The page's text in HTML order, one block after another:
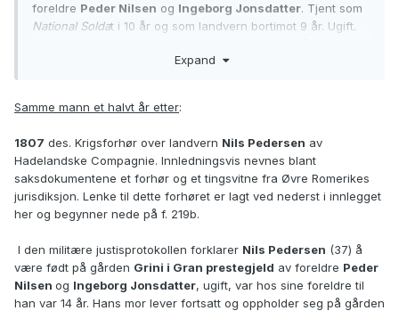
foreldre Peder Nilsen og Ingeborg Jonsdatter. Tjent som
National Soldat i 10 år og som landvern bortimot 9 år. Ugift.
har fast dagarbeid. Dom på s. 212 hvor han for 1. gangs
Forsvaret, Generalauditøren, RA/RAFA-1772/F/Fg/Fgc/L0002:
Brukslenke for sidevisning:
https://www.digitalarkivet.no/rg10041101070108
Expand
Samme mann et halvt år etter:
1807 des. Krigsforhør over landvern Nils Pedersen av
Hadelandske Compagnie. Innledningsvis nevnes blant
saksdokumentene et forhør og et tingsvitne fra Øvre Romerikes
jurisdiksjon. Lenke til dette forhøret er lagt ved nederst i innlegget
her og begynner nede på f. 219b.
I den militære justisprotokollen forklarer Nils Pedersen (37) å
være født på gården Grini i Gran prestegjeld av foreldre Peder
Nilsen og Ingeborg Jonsdatter, ugift, var hos sine foreldre til
han var 14 år. Hans mor lever fortsatt og oppholder seg på gården